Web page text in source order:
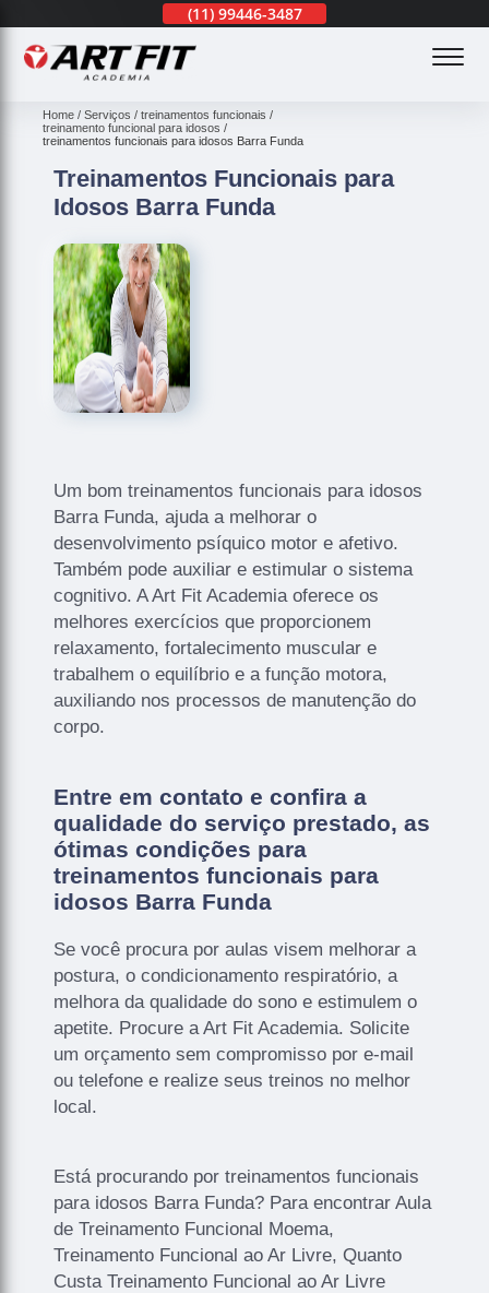
(11) 99446-3487 (11)
Home Serviços
treinamentos funcionais
treinamento funcional para idosos
treinamentos funcionais para idosos Barra Funda
Treinamentos Funcionais para
Idosos Barra Funda
Um bom treinamentos funcionais para idosos
Barra Funda, ajuda a melhorar o
desenvolvimento psíquico motor e afetivo.
Também pode auxiliar e estimular o sistema
cognitivo. A Art Fit Academia oferece os
melhores exercícios que proporcionem
relaxamento, fortalecimento muscular e
trabalhem o equilíbrio e a função motora,
auxiliando nos processos de manutenção do
corpo.
Entre em contato e confira a
qualidade do serviço prestado, as
ótimas condições para
treinamentos funcionais para
idosos Barra Funda
Se você procura por aulas visem melhorar a
postura, o condicionamento respiratório, a
melhora da qualidade do sono e estimulem o
apetite. Procure a Art Fit Academia. Solicite
um orçamento sem compromisso por e-mail
ou telefone e realize seus treinos no melhor
local.
Está procurando por treinamentos funcionais
para idosos Barra Funda? Para encontrar Aula
de Treinamento Funcional Moema,
Treinamento Funcional ao Ar Livre, Quanto
Custa Treinamento Funcional ao Ar Livre